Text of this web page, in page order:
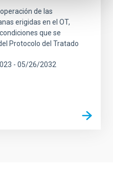
de las
erigidas en el OT,
que se
Protocolo del Tratado
- 05/26/2032